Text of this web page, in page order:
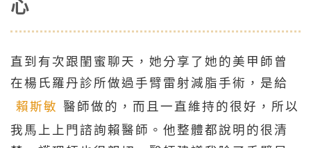
心
直到有次跟閨蜜聊天，她分享了她的美甲師曾
在楊氏羅丹診所做過手臂雷射減脂手術，是給
賴斯敏 醫師做的，而且一直維持的很好，所以
我馬上上門諮詢賴醫師。他整體都說明的很清